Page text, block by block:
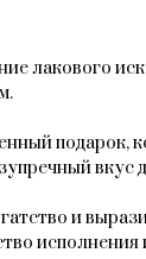
лакового
подарок,
вкус
и